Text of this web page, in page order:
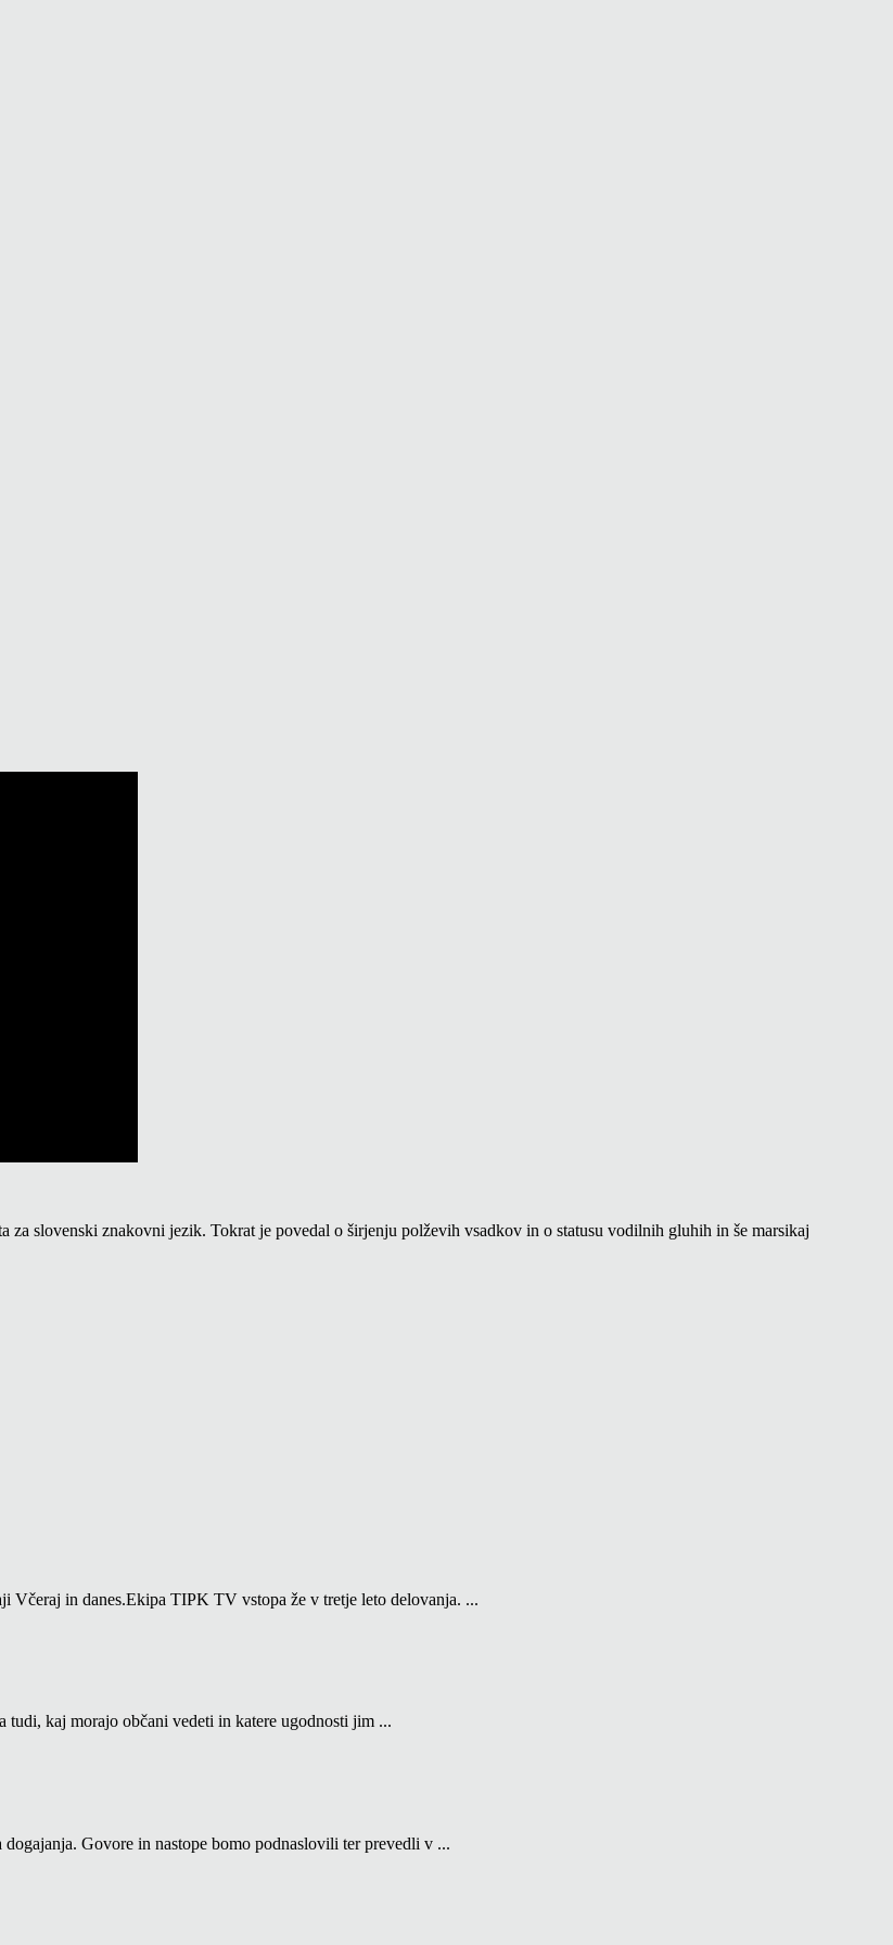
za slovenski znakovni jezik. Tokrat je povedal o širjenju polževih vsadkov in o statusu vodilnih gluhih in še marsikaj
in danes.Ekipa TIPK TV vstopa že v tretje leto delovanja. ...
kaj morajo občani vedeti in katere ugodnosti jim ...
Govore in nastope bomo podnaslovili ter prevedli v ...